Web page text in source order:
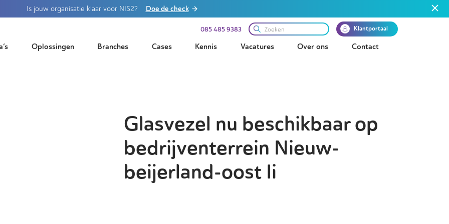
Is jouw organisatie klaar voor NIS2? Doe de check
085 485 9383 Klantportaal
Oplossingen Branches Cases Kennis Vacatures Over ons Contact
Glasvezel nu beschikbaar op
bedrijventerrein Nieuw-
beijerland-oost Ii